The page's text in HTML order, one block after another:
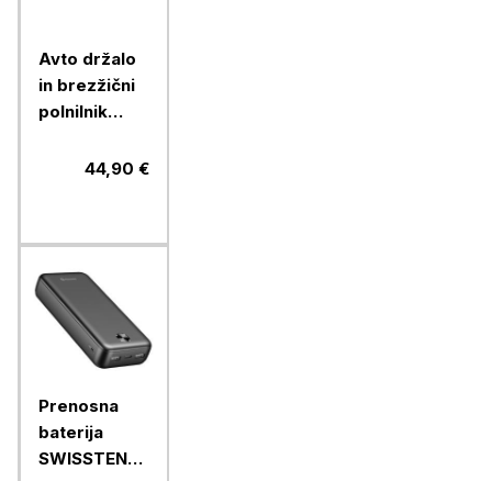
Avto držalo
in brezžični
polnilnik
15W - 2 v 1,
44,90 €
Prenosna
baterija
SWISSTEN